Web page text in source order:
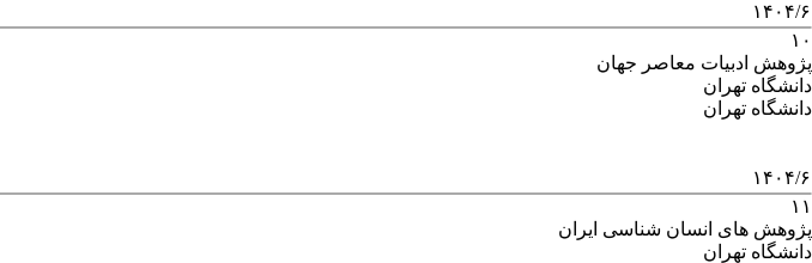
۱۴۰۴/۶
۱۰
پژوهش ادبیات معاصر جهان
دانشگاه تهران
دانشگاه تهران
۱۴۰۴/۶
۱۱
پژوهش های انسان شناسی ایران
دانشگاه تهران